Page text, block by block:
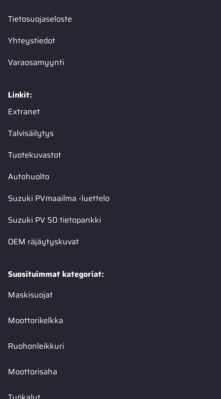
Tietosuojaseloste
Yhteystiedot
Varaosamyynti
Linkit:
Extranet
Talvisäilytys
Tuotekuvastot
Autohuolto
Suzuki PVmaailma -luettelo
Suzuki PV 50 tietopankki
OEM räjäytyskuvat
Suosituimmat kategoriat:
Maskisuojat
Moottorikelkka
Ruohonleikkuri
Moottorisaha